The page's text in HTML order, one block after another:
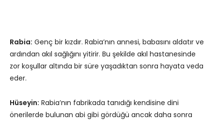
Rabia: Genç bir kızdır. Rabia’nın annesi, babasını aldatır ve
ardından akıl sağlığını yitirir. Bu şekilde akıl hastanesinde
zor koşullar altında bir süre yaşadıktan sonra hayata veda
eder.
Hüseyin: Rabia’nın fabrikada tanıdığı kendisine dini
önerilerde bulunan abi gibi gördüğü ancak daha sonra